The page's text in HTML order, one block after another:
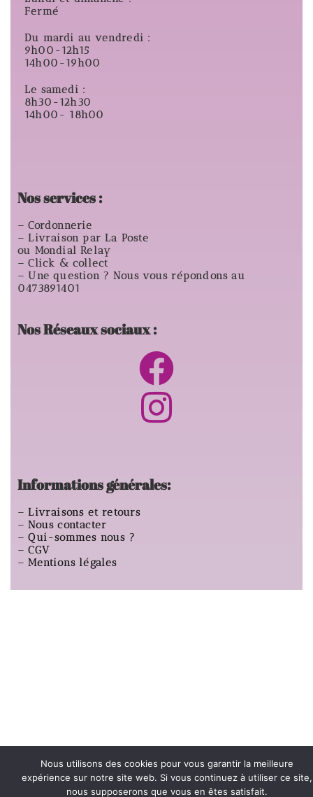
Fermé
Du mardi au vendredi :
9h00-12h15
14h00-19h00
Le samedi :
8h30-12h30
14h00- 18h00
Nos services :
– Cordonnerie
– Livraison par La Poste
ou Mondial Relay
– Click & collect
– Une question ? Nous vous répondons au
0473891401
Nos Réseaux sociaux :
Informations générales:
–Livraisons et retours
–Nous contacter
–Qui-sommes nous ?
–CGV
–Mentions légales
Nous utilisons des cookies pour vous garantir la meilleure
expérience sur notre site web. Si vous continuez à utiliser ce site,
nous supposerons que vous en êtes satisfait.